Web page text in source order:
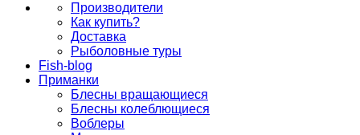
Производители
Как купить?
Доставка
Рыболовные туры
Fish-blog
Приманки
Блесны вращающиеся
Блесны колеблющиеся
Воблеры